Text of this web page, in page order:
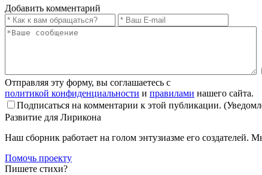
Добавить комментарий
Отправляя эту форму, вы соглашаетесь с
политикой конфиденциальности и правилами нашего сайта.
Подписаться на комментарии к этой публикации.
Развитие для Лирикона
Наш сборник работает на голом энтузиазме его
Помочь проекту
Пишете стихи?